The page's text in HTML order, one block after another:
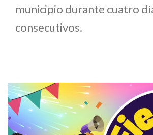
municipio durante cuatro
consecutivos.